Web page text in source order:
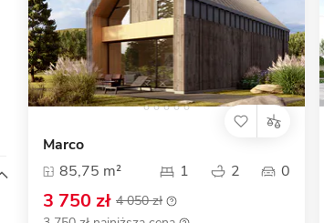
Marco
85,75 m²
1 2 0
3 750 zł 4 050 zł